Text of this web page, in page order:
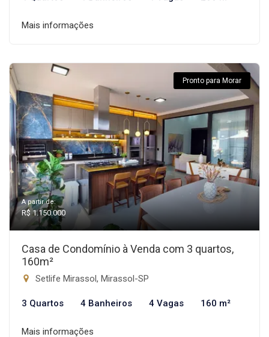
Mais informações
Pronto para Morar
A partir de:
R$ 1.150.000
Casa de Condomínio à Venda com 3 quartos,
160m²
Setlife Mirassol, Mirassol-SP
3 Quartos 4 Banheiros 4 Vagas 160 m²
Mais informações